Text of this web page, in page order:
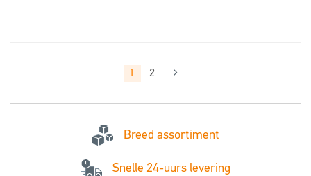
1 2
Breed assortiment
Snelle 24-uurs levering